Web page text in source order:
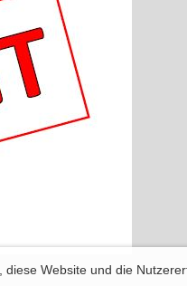
Website und die